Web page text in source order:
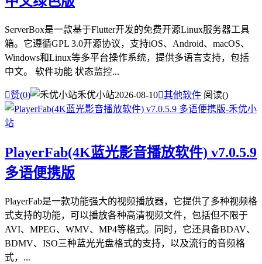
ServerBox是一款基于Flutter开发的免费开源Linux服务器工具
箱。它遵循GPL 3.0开源协议，支持iOS、Android、macOS、
Windows和Linux等多平台操作系统，提供多语言支持，包括
中文。 软件功能 状态监控...
赞(0) 禾优小站2026-08-10其他软件 阅读()
PlayerFab(4K蓝光影音播放软件) v7.0.5.9
多语便携版
PlayerFab是一款功能强大的视频播放器，它提供了多种视频格
式支持的功能，可以播放各种高清视频文件，包括但不限于
AVI、MPEG、WMV、MP4等格式。同时，它还具备BDAV、
BDMV、ISO三种蓝光光盘格式的支持，以及流行的音频格
式，...